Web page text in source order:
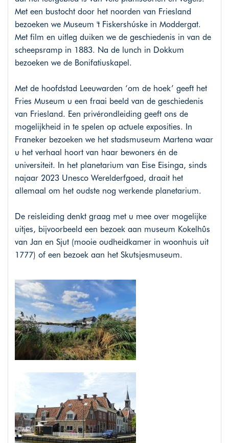
Met een bustocht door het noorden van Friesland
bezoeken we Museum 't Fiskershúske in Moddergat.
Met film en uitleg duiken we de geschiedenis in van de
scheepsramp in 1883. Na de lunch in Dokkum
bezoeken we de Bonifatiuskapel.
Met de hoofdstad Leeuwarden ‘om de hoek’ geeft het
Fries Museum u een fraai beeld van de geschiedenis
van Friesland. Een privérondleiding geeft ons de
mogelijkheid in te spelen op actuele exposities. In
Franeker bezoeken we het stadsmuseum Martena waar
u het verhaal hoort van haar bewoners én de
universiteit. In het planetarium van Eise Eisinga, sinds
najaar 2023 Unesco Werelderfgoed, draait het
allemaal om het oudste nog werkende planetarium.
De reisleiding denkt graag met u mee over mogelijke
uitjes, bijvoorbeeld een bezoek aan museum Kokelhûs
van Jan en Sjut (mooie oudheidkamer in woonhuis uit
1777) of een bezoek aan het Skutsjesmuseum.